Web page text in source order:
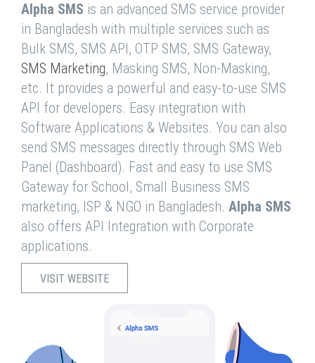
Alpha SMS is an advanced SMS service provider
in Bangladesh with multiple services such as
Bulk SMS, SMS API, OTP SMS, SMS Gateway,
SMS Marketing, Masking SMS, Non-Masking,
etc. It provides a powerful and easy-to-use SMS
API for developers. Easy integration with
Software Applications & Websites. You can also
send SMS messages directly through SMS Web
Panel (Dashboard). Fast and easy to use SMS
Gateway for School, Small Business SMS
marketing, ISP & NGO in Bangladesh. Alpha SMS
also offers API Integration with Corporate
applications.
VISIT WEBSITE